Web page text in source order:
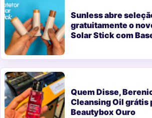
Sunless abre
gratuitamente o
Solar Stick com
Quem Disse,
Cleansing Oil grátis
Beautybox Ouro